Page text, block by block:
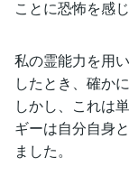
ことに恐怖を感
私の霊能力を用
したとき、確か
しかし、これは
ギーは自分自身
ました。